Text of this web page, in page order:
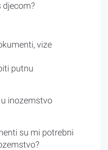
djecom?
vize
putnu
inozemstvo
su mi potrebni